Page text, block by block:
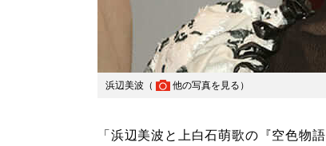
浜辺美波（ 他の写真を見る ）
「浜辺美波と上白石萌歌の『空色物